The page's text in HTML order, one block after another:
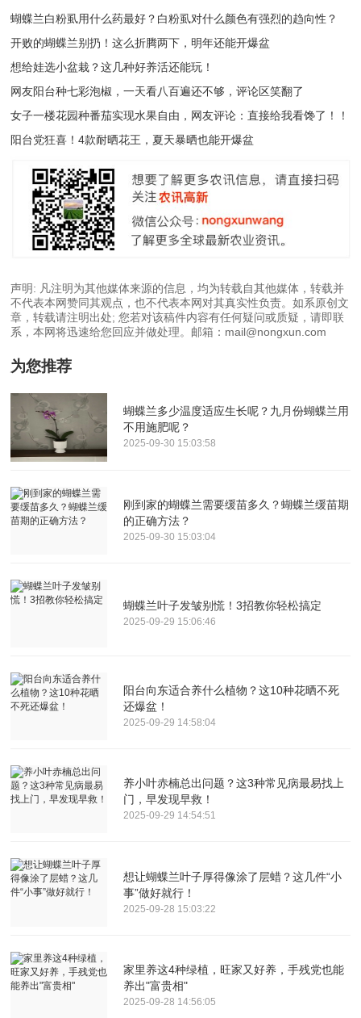
蝴蝶兰白粉虱用什么药最好？白粉虱对什么颜色有强烈的趋向性？
开败的蝴蝶兰别扔！这么折腾两下，明年还能开爆盆
想给娃选小盆栽？这几种好养活还能玩！
网友阳台种七彩泡椒，一天看八百遍还不够，评论区笑翻了
女子一楼花园种番茄实现水果自由，网友评论：直接给我看馋了！！
阳台党狂喜！4款耐晒花王，夏天暴晒也能开爆盆
声明: 凡注明为其他媒体来源的信息，均为转载自其他媒体，转载并
不代表本网赞同其观点，也不代表本网对其真实性负责。如系原创文
章，转载请注明出处; 您若对该稿件内容有任何疑问或质疑，请即联
系，本网将迅速给您回应并做处理。邮箱：mail@nongxun.com
为您推荐
蝴蝶兰多少温度适应生长呢？九月份蝴蝶兰用
不用施肥呢？
2025-09-30 15:03:58
刚到家的蝴蝶兰需要缓苗多久？蝴蝶兰缓苗期
的正确方法？
2025-09-30 15:03:04
蝴蝶兰叶子发皱别慌！3招教你轻松搞定
2025-09-29 15:06:46
阳台向东适合养什么植物？这10种花晒不死
还爆盆！
2025-09-29 14:58:04
养小叶赤楠总出问题？这3种常见病最易找上
门，早发现早救！
2025-09-29 14:54:51
想让蝴蝶兰叶子厚得像涂了层蜡？这几件“小
事”做好就行！
2025-09-28 15:03:22
家里养这4种绿植，旺家又好养，手残党也能
养出"富贵相"
2025-09-28 14:56:05